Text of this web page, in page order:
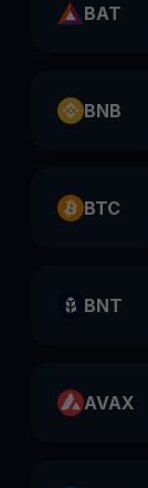
BAT
BNB
BTC
BNT
AVAX